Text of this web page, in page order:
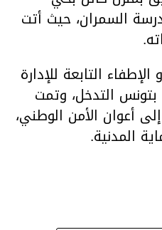
مدرسة السمران، حيث أتت
التابعة للإدارة
بتونس التدخل، وتمت
أعوان الأمن الوطني،
المدنية.